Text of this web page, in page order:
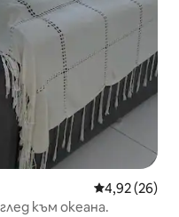
Средна
4,92 (26)
към океана.